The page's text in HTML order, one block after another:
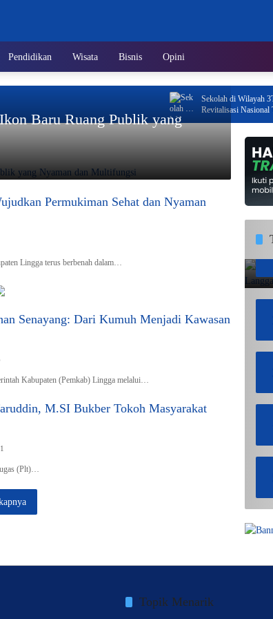
Pendidikan Wisata Bisnis Opini
Sekolah di Wilayah 3T
Revitalisasi Nasional
Baru Ruang Publik yang
Permukiman Sehat dan Nyaman
Lingga terus berbenah dalam…
Senayang: Dari Kumuh Menjadi Kawasan
Kabupaten (Pemkab) Lingga melalui…
M.SI Bukber Tokoh Masyarakat
(Plt)…
Topik Menarik